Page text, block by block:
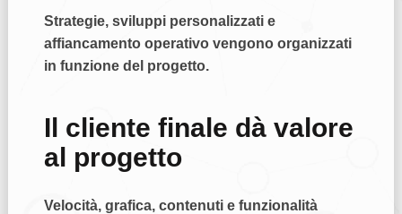
Strategie, sviluppi personalizzati e
affiancamento operativo vengono organizzati
in funzione del progetto.
Il cliente finale dà valore
al progetto
Velocità, grafica, contenuti e funzionalità